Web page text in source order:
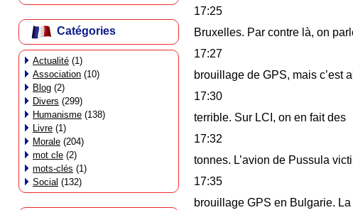
Catégories
Actualité (1)
Association (10)
Blog (2)
Divers (299)
Humanisme (138)
Livre (1)
Morale (204)
mot cle (2)
mots-clés (1)
Social (132)
17:25
Bruxelles. Par contre là, on
17:27
brouillage de GPS, mais c’est
17:30
terrible. Sur LCI, on en fait des
17:32
tonnes. L’avion de Pussula
17:35
brouillage GPS en Bulgarie.